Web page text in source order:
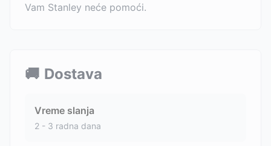
Vam Stanley neće pomoći.
🚚 Dostava
Vreme slanja
2 - 3 radna dana